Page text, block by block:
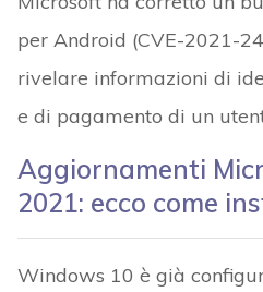
per Android (CVE-2021-
rivelare informazioni di
e di pagamento di un
Aggiornamenti
2021: ecco come
Windows 10 è già